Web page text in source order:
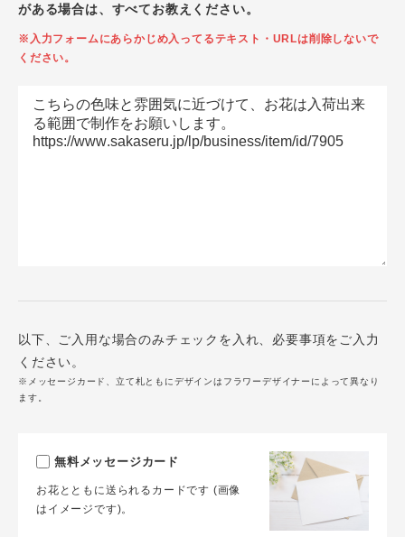
がある場合は、すべてお教えください。
※入力フォームにあらかじめ入ってるテキスト・URLは削除しないで
ください。
以下、ご入用な場合のみチェックを入れ、必要事項をご入力
ください。
※メッセージカード、立て札ともにデザインはフラワーデザイナーによって異なり
ます。
無料メッセージカード
お花とともに送られるカードです (画像
はイメージです)。